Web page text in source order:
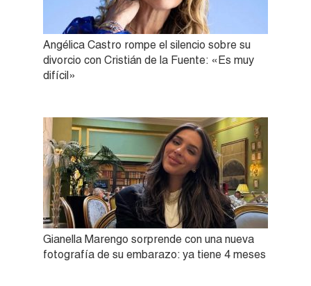
Angélica Castro rompe el silencio sobre su
divorcio con Cristián de la Fuente: «Es muy
difícil»
Gianella Marengo sorprende con una nueva
fotografía de su embarazo: ya tiene 4 meses